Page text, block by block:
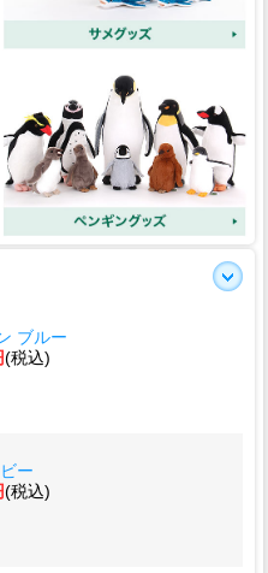
ブルー
(税込)
ー
(税込)